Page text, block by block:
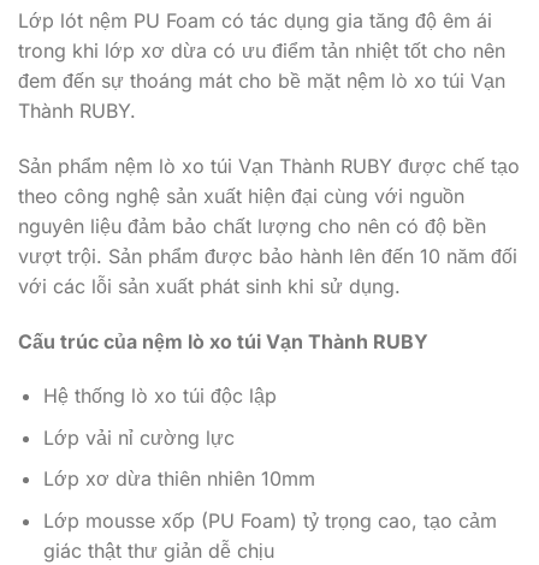
Lớp lót nệm PU Foam có tác dụng gia tăng độ êm ái
trong khi lớp xơ dừa có ưu điểm tản nhiệt tốt cho nên
đem đến sự thoáng mát cho bề mặt nệm lò xo túi Vạn
Thành RUBY.
Sản phẩm nệm lò xo túi Vạn Thành RUBY được chế tạo
theo công nghệ sản xuất hiện đại cùng với nguồn
nguyên liệu đảm bảo chất lượng cho nên có độ bền
vượt trội. Sản phẩm được bảo hành lên đến 10 năm đối
với các lỗi sản xuất phát sinh khi sử dụng.
Cấu trúc của nệm lò xo túi Vạn Thành RUBY
Hệ thống lò xo túi độc lập
Lớp vải nỉ cường lực
Lớp xơ dừa thiên nhiên 10mm
Lớp mousse xốp (PU Foam) tỷ trọng cao, tạo cảm
giác thật thư giản dễ chịu